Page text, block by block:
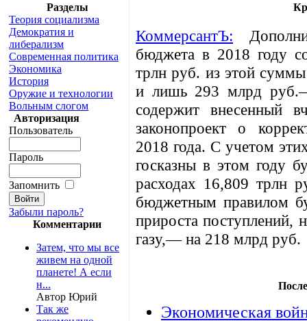
Разделы
Теория социализма
Демократия и
либерализм
Современная политика
Экономика
История
Оружие и технологии
Вольным слогом
Авторизация
Пользователь
Пароль
Запомнить
Забыли пароль?
Комментарии
Затем, что мы все
живем на одной
планете! А если
н...
Автор Юрий
Так же
КоммерсантЪ:
бюджета в 2018 году
трлн руб. из этой суммы
и лишь 293 млрд руб.—
содержит внесенный
законопроект о
2018 года. С учетом
госказны в этом году
расходах 16,809 трлн
бюджетным правилом
прироста
газу,— на 218 млрд руб.
Экономическая